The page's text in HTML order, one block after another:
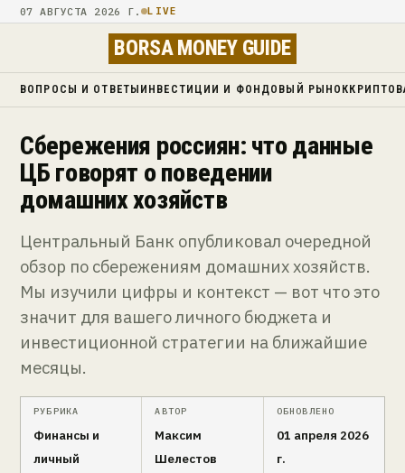
07 АВГУСТА 2026 Г. LIVE
BORSA MONEY GUIDE
ВОПРОСЫ И ОТВЕТЫ ИНВЕСТИЦИИ И ФОНДОВЫЙ РЫНОК
Сбережения россиян: что данные
ЦБ говорят о поведении
домашних хозяйств
Центральный Банк опубликовал очередной
обзор по сбережениям домашних хозяйств.
Мы изучили цифры и контекст — вот что это
значит для вашего личного бюджета и
инвестиционной стратегии на ближайшие
месяцы.
РУБРИКА
Финансы и
личный
АВТОР
Максим
Шелестов
ОБНОВЛЕНО
01 апреля 2026
г.